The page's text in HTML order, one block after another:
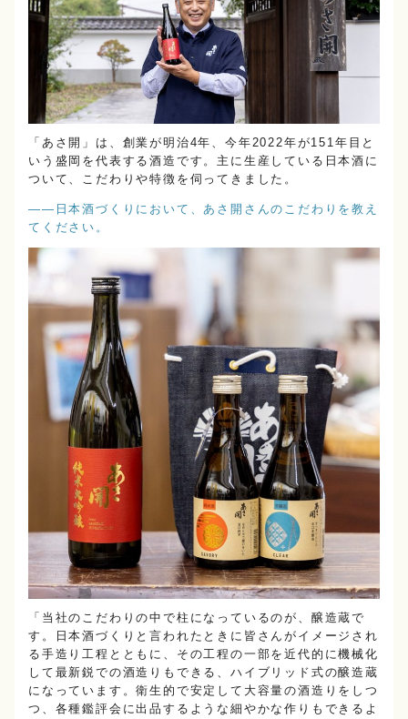
「あさ開」は、創業が明治4年、今年2022年が151年目と
いう盛岡を代表する酒造です。主に生産している日本酒に
ついて、こだわりや特徴を伺ってきました。
――日本酒づくりにおいて、あさ開さんのこだわりを教え
てください。
「当社のこだわりの中で柱になっているのが、醸造蔵で
す。日本酒づくりと言われたときに皆さんがイメージされ
る手造り工程とともに、その工程の一部を近代的に機械化
して最新鋭での酒造りもできる、ハイブリッド式の醸造蔵
になっています。衛生的で安定して大容量の酒造りをしつ
つ、各種鑑評会に出品するような細やかな作りもできるよ